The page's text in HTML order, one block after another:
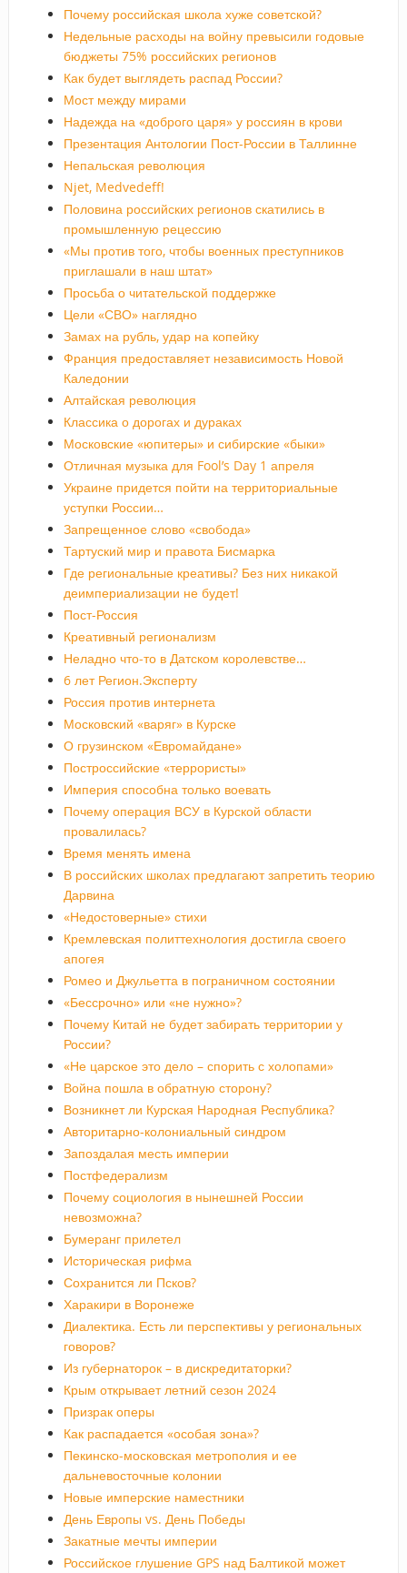
Почему российская школа хуже советской?
Недельные расходы на войну превысили годовые
бюджеты 75% российских регионов
Как будет выглядеть распад России?
Мост между мирами
Надежда на «доброго царя» у россиян в крови
Презентация Антологии Пост-России в Таллинне
Непальская революция
Njet, Medvedeff!
Половина российских регионов скатились в
промышленную рецессию
«Мы против того, чтобы военных преступников
приглашали в наш штат»
Просьба о читательской поддержке
Цели «СВО» наглядно
Замах на рубль, удар на копейку
Франция предоставляет независимость Новой
Каледонии
Алтайская революция
Классика о дорогах и дураках
Московские «юпитеры» и сибирские «быки»
Отличная музыка для Fool’s Day 1 апреля
Украине придется пойти на территориальные
уступки России…
Запрещенное слово «свобода»
Тартуский мир и правота Бисмарка
Где региональные креативы? Без них никакой
деимпериализации не будет!
Пост-Россия
Креативный регионализм
Неладно что-то в Датском королевстве…
6 лет Регион.Эксперту
Россия против интернета
Московский «варяг» в Курске
О грузинском «Евромайдане»
Построссийские «террористы»
Империя способна только воевать
Почему операция ВСУ в Курской области
провалилась?
Время менять имена
В российских школах предлагают запретить теорию
Дарвина
«Недостоверные» стихи
Кремлевская политтехнология достигла своего
апогея
Ромео и Джульетта в пограничном состоянии
«Бессрочно» или «не нужно»?
Почему Китай не будет забирать территории у
России?
«Не царское это дело – спорить с холопами»
Война пошла в обратную сторону?
Возникнет ли Курская Народная Республика?
Авторитарно-колониальный синдром
Запоздалая месть империи
Постфедерализм
Почему социология в нынешней России
невозможна?
Бумеранг прилетел
Историческая рифма
Сохранится ли Псков?
Харакири в Воронеже
Диалектика. Есть ли перспективы у региональных
говоров?
Из губернаторок – в дискредитаторки?
Крым открывает летний сезон 2024
Призрак оперы
Как распадается «особая зона»?
Пекинско-московская метрополия и ее
дальневосточные колонии
Новые имперские наместники
День Европы vs. День Победы
Закатные мечты империи
Российское глушение GPS над Балтикой может